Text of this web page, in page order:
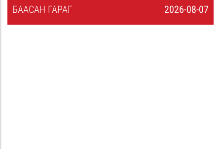
2026-08-07
БААСАН ГАРАГ